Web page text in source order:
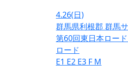
4.26(日)
群馬県利根郡 群馬
第60回東日本ロー
ロード
E1 E2 E3 F M